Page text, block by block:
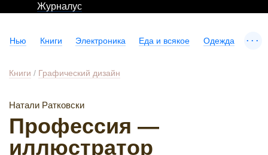
Журналус
Нью Книги Электроника Еда и всякое Одежда ...
Книги / Графический дизайн
Натали Ратковски
Профессия —
иллюстратор